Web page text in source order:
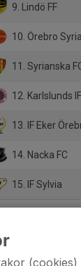
9. Lindö FF
10. Örebro
11. Syrianska
12. Karlslunds
13. IF Eker
14. Nacka FC
15. IF Sylvia